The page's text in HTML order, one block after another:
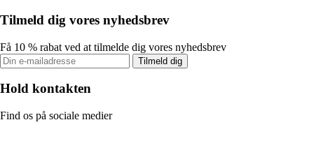
Tilmeld dig vores nyhedsbrev
Få 10 % rabat ved at tilmelde dig vores nyhedsbrev
Tilmeld dig
Hold kontakten
Find os på sociale medier